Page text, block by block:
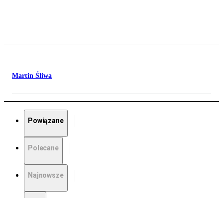
Martin Śliwa
Powiązane
Polecane
Najnowsze